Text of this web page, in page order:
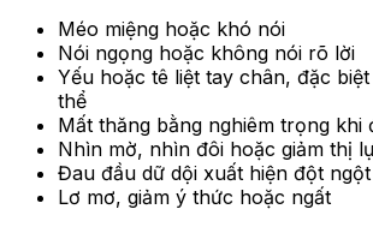
Méo miệng hoặc khó nói
Nói ngọng hoặc không nói rõ lời
Yếu hoặc tê liệt tay chân, đặc
thể
Mất thăng bằng nghiêm trọng khi
Nhìn mờ, nhìn đôi hoặc giảm thị
Đau đầu dữ dội xuất hiện đột ngột
Lơ mơ, giảm ý thức hoặc ngất